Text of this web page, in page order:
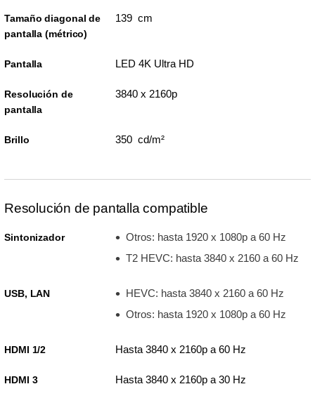
Tamaño diagonal de
pantalla (métrico)
139 cm
Pantalla LED 4K Ultra HD
Resolución de
pantalla
3840 x 2160p
Brillo 350 cd/m²
Resolución de pantalla compatible
Sintonizador
Otros: hasta 1920 x 1080p a 60 Hz
T2 HEVC: hasta 3840 x 2160 a 60 Hz
USB, LAN
HEVC: hasta 3840 x 2160 a 60 Hz
Otros: hasta 1920 x 1080p a 60 Hz
HDMI 1/2 Hasta 3840 x 2160p a 60 Hz
HDMI 3 Hasta 3840 x 2160p a 30 Hz